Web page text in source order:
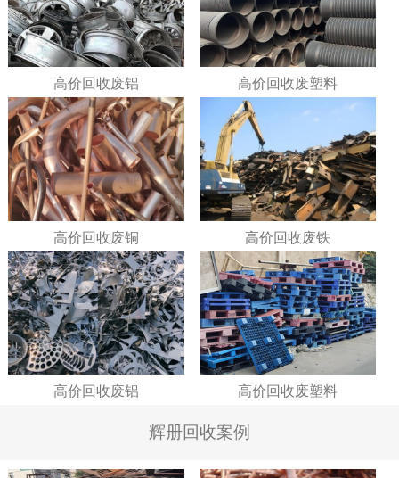
高价回收废铝 高价回收废塑料
高价回收废铜 高价回收废铁
高价回收废铝 高价回收废塑料
辉册回收案例